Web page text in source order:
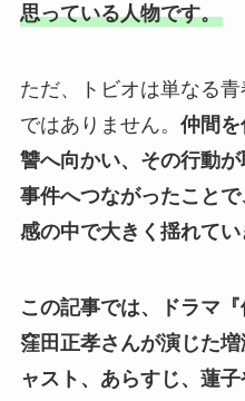
思っている人物です。
ただ、トビオは単なる
ではありません。 仲間
讐へ向かい、その行動
事件へつながったこと
感の中で大きく揺れてい
この記事では、ドラマ
窪田正孝さんが演じた
ャスト、あらすじ、蓮